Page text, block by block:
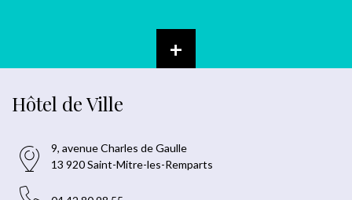
+
Hôtel de Ville
9, avenue Charles de Gaulle
13 920 Saint-Mitre-les-Remparts